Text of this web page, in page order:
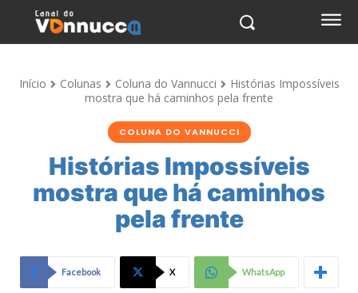
Início Colunas Coluna do Vannucci
Histórias Impossíveis
mostra que há caminhos pela frente
COLUNA DO VANNUCCI
Histórias Impossíveis
mostra que há caminhos
pela frente
Facebook X WhatsApp